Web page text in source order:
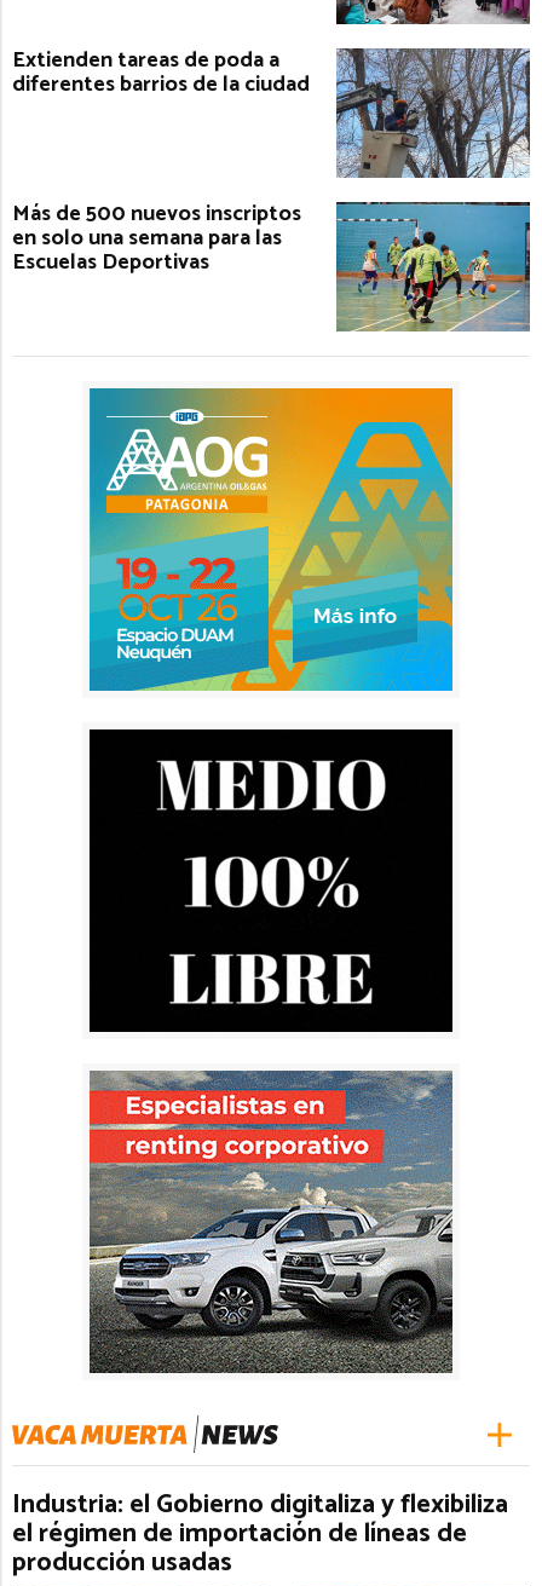
Extienden tareas de poda a
diferentes barrios de la ciudad
Más de 500 nuevos inscriptos
en solo una semana para las
Escuelas Deportivas
Industria: el Gobierno digitaliza y flexibiliza
el régimen de importación de líneas de
producción usadas